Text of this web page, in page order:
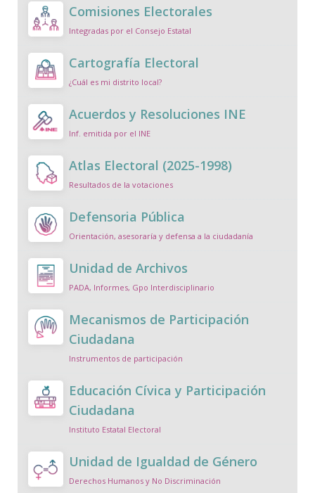
Comisiones Electorales
Integradas por el Consejo Estatal
Cartografía Electoral
¿Cuál es mi distrito local?
Acuerdos y Resoluciones INE
Inf. emitida por el INE
Atlas Electoral (2025-1998)
Resultados de la votaciones
Defensoria Pública
Orientación, asesoraría y defensa a la ciudadanía
Unidad de Archivos
PADA, Informes, Gpo Interdisciplinario
Mecanismos de Participación
Ciudadana
Instrumentos de participación
Educación Cívica y Participación
Ciudadana
Instituto Estatal Electoral
Unidad de Igualdad de Género
Derechos Humanos y No Discriminación